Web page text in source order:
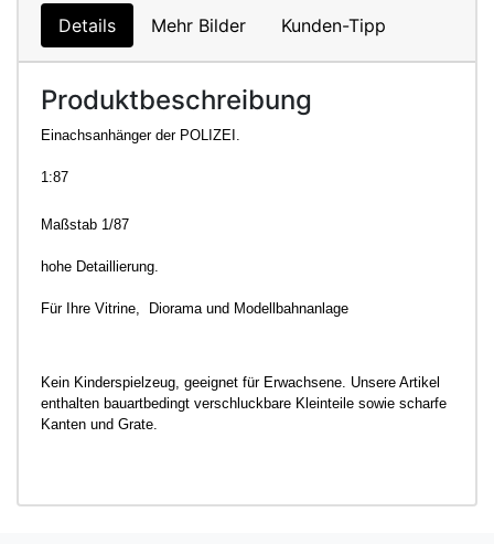
Details Mehr Bilder Kunden-Tipp
Produktbeschreibung
Einachsanhänger der POLIZEI.
1:87
Maßstab 1/87
hohe Detaillierung.
Für Ihre Vitrine, Diorama und Modellbahnanlage
Kein Kinderspielzeug, geeignet für Erwachsene. Unsere Artikel
enthalten bauartbedingt verschluckbare Kleinteile sowie scharfe
Kanten und Grate.